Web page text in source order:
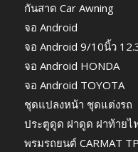
กันสาด Car Awning
จอ Android
จอ Android 9/10นิ้ว
จอ Android HONDA
จอ Android TOYOTA
ชุดแปลงหน้า ชุดแต่งรถ
ประตูดูด ฝาดูด ฝาท้ายไ
พรมรถยนต์ CARMAT